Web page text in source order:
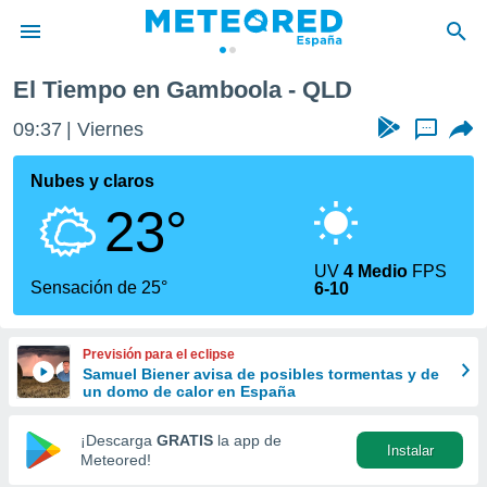
de
por
que se
calidad.
a este
las
y
forma
digital
basada
El Tiempo en Gamboola - QLD
09:37 Viernes ...
Nubes y claros
23°
Sensación de 25°
UV4 Medio FPS
6-10
Previsión para el eclipse
Samuel Biener avisa de posibles tormentas y de
un domo de calor en España
¡Descarga GRATIS la app de
Meteored!
Instalar